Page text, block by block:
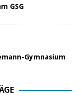
GSG
Gymnasium